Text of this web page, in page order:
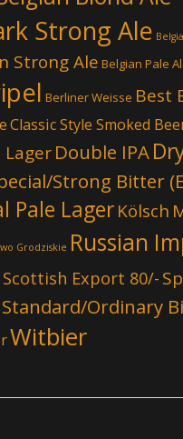
Strong Ale
Strong Ale Belgian Pale
Berliner Weisse Best
Classic Style Smoked
LagerDouble IPA
Strong Bitter
Pale LagerKölsch
Grodziskie Russian
Scottish Export 80/-
Standard/Ordinary
Witbier